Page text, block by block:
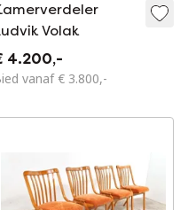
Volak
4.200,-
vanaf € 3.800,-